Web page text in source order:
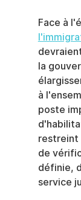
Face à
la
à
poste
restreint
de
définie,
service